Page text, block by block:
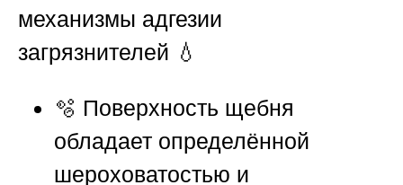
механизмы адгезии
загрязнителей 💧
🫧 Поверхность щебня
обладает определённой
шероховатостью и